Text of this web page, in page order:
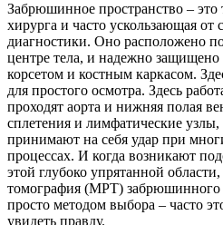
Забрюшинное пространство – это
хирурга и часто ускользающая от
диагностики. Оно расположено
центре тела, и надежно
корсетом и костным каркасом.
для простого осмотра. Здесь
проходят аорта и нижняя полая
сплетения и лимфатические
принимают на себя удар при
процессах. И когда возникают
этой глубоко упрятанной
томография (МРТ) забрюшинного
просто методом выбора – часто
увидеть правду.